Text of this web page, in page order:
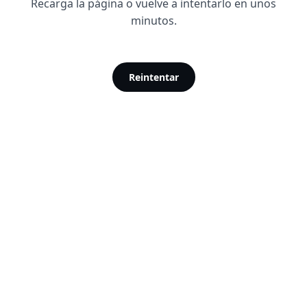
Recarga la página o vuelve a intentarlo en unos
minutos.
Reintentar